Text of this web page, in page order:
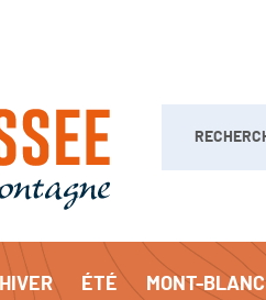
Rechercher
HIVER ÉTÉ MONT-BLANC